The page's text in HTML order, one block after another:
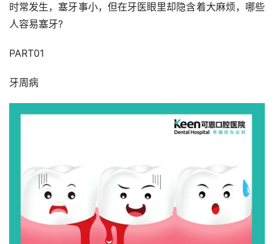
时常发生，塞牙事小，但在牙医眼里却隐含着大麻烦，哪些
人容易塞牙?
PART01
牙周病